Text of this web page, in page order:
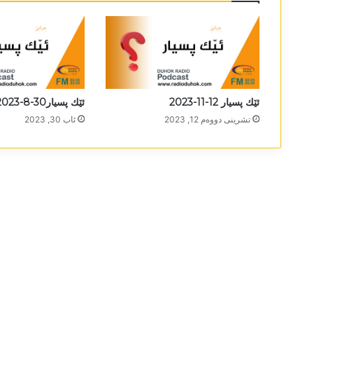
ئێك پسیار 12-11-2023
تشرینی دووه‌م 12, 2023
ئێك پسیار30-8-2023
ئاب 30, 2023